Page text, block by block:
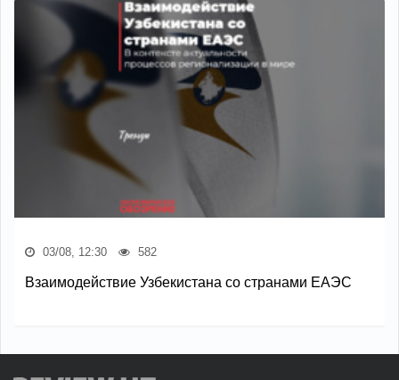
03/08, 12:30 582
Взаимодействие Узбекистана со странами ЕАЭС